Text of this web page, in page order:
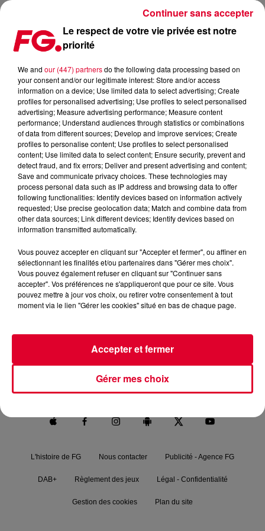
CREANGE - MINIMIX ET INTERVIEW DANS L'HAPPY HOUR FG
Cet élément est masqué compte-tenu du refus du
dépôt de cookies que vous avez exprimé. Si vous
souhaitez l'afficher, merci de nous donner votre accord
en cliquant sur le bouton ci-dessous.
Afficher l'élément
Nouveau live avec la prestation dans l'Happy Hour de
été à Ibiza.
NEWS FG MIX
FG CHIC FG DANCE MAXXIMUM
FG SOUND
L'histoire de FG Nous contacter Publicité - Agence FG
DAB+ Règlement des jeux Légal - Confidentialité
Gestion des cookies Plan du site
Le respect de votre vie privée est notre
priorité
We and our (447) partnersdo the following data processing based on
your consent and/or our legitimate interest: Store and/or access
information on a device; Use limited data to select advertising; Create
profiles for personalised advertising; Use profiles to select personalised
advertising; Measure advertising performance; Measure content
performance; Understand audiences through statistics or combinations
of data from different sources; Develop and improve services; Create
profiles to personalise content; Use profiles to select personalised
content; Use limited data to select content; Ensure security, prevent and
detect fraud, and fix errors; Deliver and present advertising and content;
Save and communicate privacy choices. These technologies may
process personal data such as IP address and browsing data to offer
following functionalities: Identify devices based on information actively
requested; Use precise geolocation data; Match and combine data from
other data sources; Link different devices; Identify devices based on
information transmitted automatically.
Vous pouvez accepter en cliquant sur "Accepter et fermer", ou affiner en
sélectionnant les finalités et/ou partenaires dans "Gérer mes choix".
Vous pouvez également refuser en cliquant sur "Continuer sans
accepter". Vos préférences ne s'appliqueront que pour ce site. Vous
pouvez mettre à jour vos choix, ou retirer votre consentement à tout
moment via le lien "Gérer les cookies" situé en bas de chaque page.
Gérer mes choix
Accepter et fermer
Continuer sans accepter